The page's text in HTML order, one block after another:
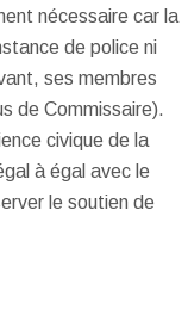
nécessaire car la
de police ni
ses membres
de Commissaire).
civique de la
à égal avec le
le soutien de